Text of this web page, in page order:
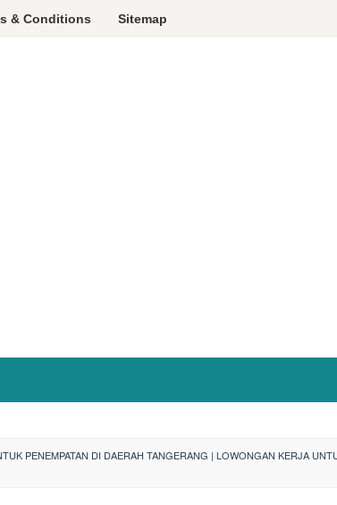
& Conditions Sitemap
PENEMPATAN DI DAERAH TANGERANG | LOWONGAN KERJA